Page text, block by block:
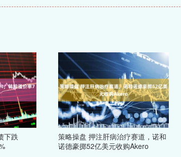
下跌
策略操盘 押注肝病治疗赛道，诺和
诺德豪掷52亿美元收购Akero